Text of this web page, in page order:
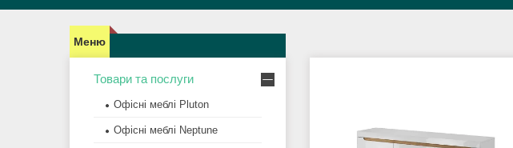
Товари та послуги
Офісні меблі Pluton
Офісні меблі Neptune